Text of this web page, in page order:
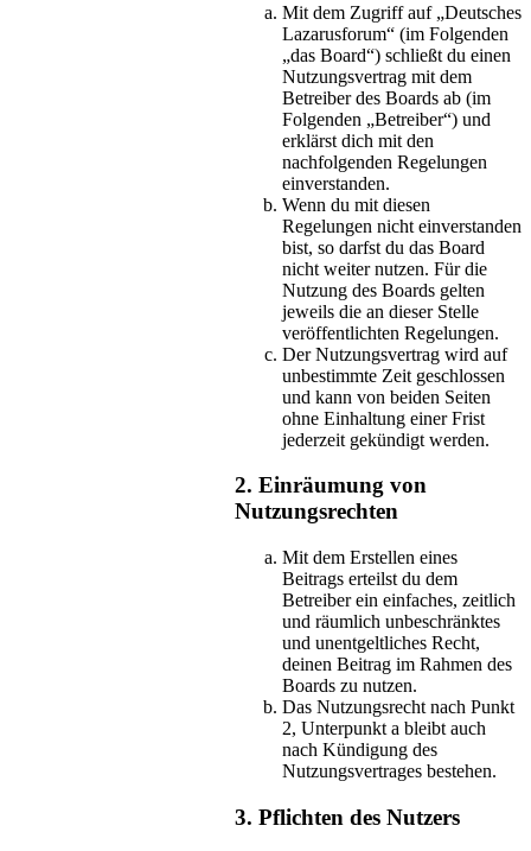
Mit dem Zugriff auf „Deutsches
Lazarusforum“ (im Folgenden
„das Board“) schließt du einen
Nutzungsvertrag mit dem
Betreiber des Boards ab (im
Folgenden „Betreiber“) und
erklärst dich mit den
nachfolgenden Regelungen
einverstanden.
Wenn du mit diesen
Regelungen nicht einverstanden
bist, so darfst du das Board
nicht weiter nutzen. Für die
Nutzung des Boards gelten
jeweils die an dieser Stelle
veröffentlichten Regelungen.
Der Nutzungsvertrag wird auf
unbestimmte Zeit geschlossen
und kann von beiden Seiten
ohne Einhaltung einer Frist
jederzeit gekündigt werden.
2. Einräumung von
Nutzungsrechten
Mit dem Erstellen eines
Beitrags erteilst du dem
Betreiber ein einfaches, zeitlich
und räumlich unbeschränktes
und unentgeltliches Recht,
deinen Beitrag im Rahmen des
Boards zu nutzen.
Das Nutzungsrecht nach Punkt
2, Unterpunkt a bleibt auch
nach Kündigung des
Nutzungsvertrages bestehen.
3. Pflichten des Nutzers